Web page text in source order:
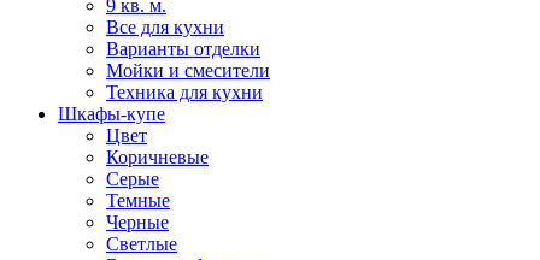
9 кв. м.
Все для кухни
Варианты отделки
Мойки и смесители
Техника для кухни
Шкафы-купе
Цвет
Коричневые
Серые
Темные
Черные
Светлые